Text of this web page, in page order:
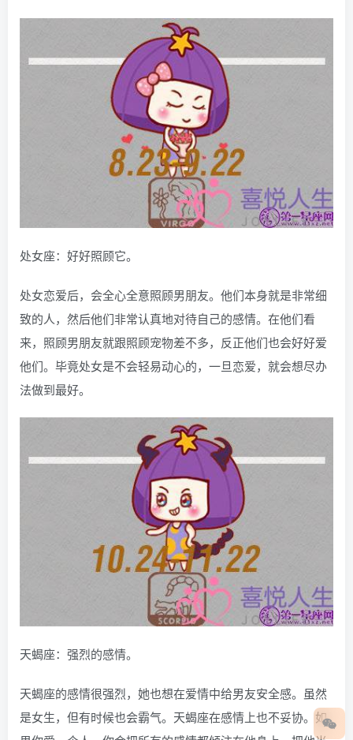
处女座：好好照顾它。
处女恋爱后，会全心全意照顾男朋友。他们本身就是非常细
致的人，然后他们非常认真地对待自己的感情。在他们看
来，照顾男朋友就跟照顾宠物差不多，反正他们也会好好爱
他们。毕竟处女是不会轻易动心的，一旦恋爱，就会想尽办
法做到最好。
天蝎座：强烈的感情。
天蝎座的感情很强烈，她也想在爱情中给男友安全感。虽然
是女生，但有时候也会霸气。天蝎座在感情上也不妥协。如